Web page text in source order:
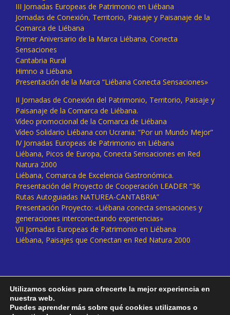
III Jornadas Europeas de Patrimonio en Liébana
Jornadas de Conexión, Territorio, Paisaje y Paisanaje de la
Comarca de Liébana
Primer Aniversario de la Marca Liébana, Conecta
Sensaciones
Cantabria Rural
Himno a Liébana
Presentación de la Marca “Liébana Conecta Sensaciones»
II Jornadas de Conexión del Patrimonio, Territorio, Paisaje y
Paisanaje de la Comarca de Liébana.
Vídeo promocional de la Comarca de Liébana
Vídeo Solidario Liébana con Ucrania: “Por un Mundo Mejor”
IV Jornadas Europeas de Patrimonio en Liébana
Liébana, Picos de Europa, Conecta Sensaciones en Red
Natura 2000
Liébana, Comarca de Excelencia Gastronómica.
Presentación del Proyecto de Cooperación LEADER “36
Rutas Autoguiadas NATUREA-CANTABRIA”
Presentación Proyecto: «Liébana conecta sensaciones y
generaciones interconectando experiencias»
VII Jornadas Europeas de Patrimonio en Liébana
Liébana, Paisajes que Conectan en Red Natura 2000
Utilizamos cookies para ofrecerte la mejor experiencia en
nuestra web.
Puedes aprender más sobre qué cookies utilizamos o